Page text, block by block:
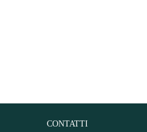
CONTATTI